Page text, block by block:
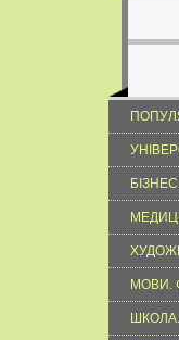
МОВИ.